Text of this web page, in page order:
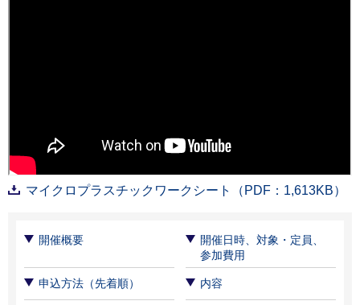
マイクロプラスチックワークシート（PDF：1,613KB）
開催概要
開催日時、対象・定員、
参加費用
申込方法（先着順） 内容